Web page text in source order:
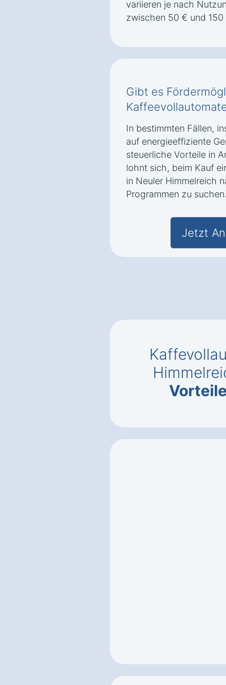
variieren je nach
zwischen 50 € und
Gibt es
In bestimmten Fällen,
auf energieeffiziente
steuerliche Vorteile in
lohnt sich, beim Kauf
in Neuler Himmelreich
Programmen zu
Jetzt